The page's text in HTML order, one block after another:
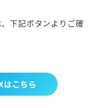
下記ボタンよりご確
こちら